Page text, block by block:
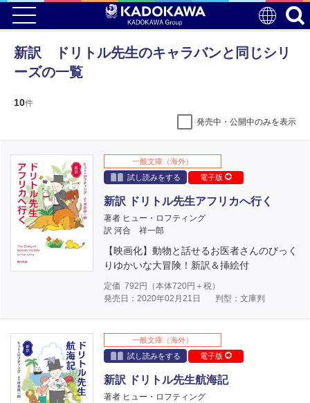
新訳 ドリトル先生のキャラバンと同じシリ
ーズの一覧
10件
発売中・公開中のみを表示
一般文庫（海外）
試し読みをする
電子版
新訳 ドリトル先生アフリカへ行く
著者 ヒュー・ロフティング
訳 河合 祥一郎
【映画化】動物と話せるお医者さんのびっく
りゆかいな大冒険！新訳＆挿絵付
定価 792 円（本体720円＋税）
発売日：2020年02月21日
判型：文庫判
一般文庫（海外）
試し読みをする
電子版
新訳 ドリトル先生航海記
著者 ヒュー・ロフティング